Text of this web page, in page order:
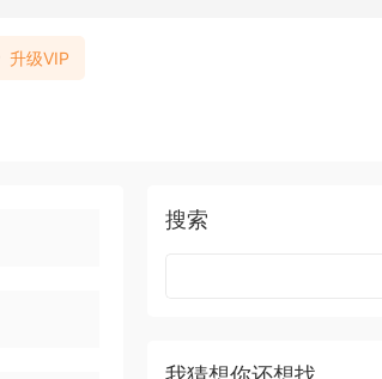
升级VIP
搜索